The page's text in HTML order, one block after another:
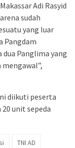
Adi Rasyid
sudah
yang luar
Pangdam
dua Panglima yang
diikuti peserta
unit sepeda
TNI AD